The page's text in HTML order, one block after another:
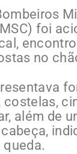
foi
no
costelas,
além de
queda.